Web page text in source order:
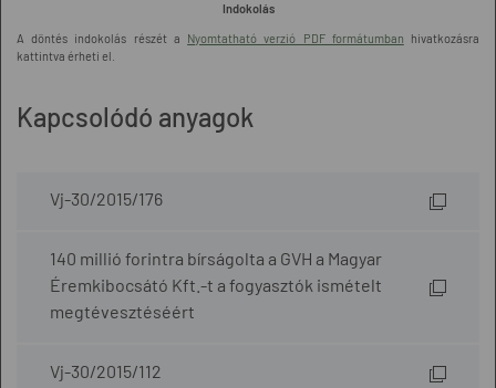
Indokolás
A döntés indokolás részét a Nyomtatható verzió PDF formátumban hivatkozásra
kattintva érheti el.
Kapcsolódó anyagok
Vj-30/2015/176
140 millió forintra bírságolta a GVH a Magyar
Éremkibocsátó Kft.-t a fogyasztók ismételt
megtévesztéséért
Vj-30/2015/112